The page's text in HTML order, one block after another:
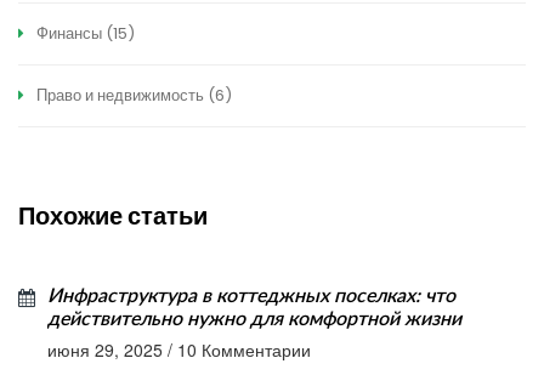
Финансы (15)
Право и недвижимость (6)
Похожие статьи
Инфраструктура в коттеджных поселках: что
действительно нужно для комфортной жизни
июня 29, 2025 / 10 Комментарии